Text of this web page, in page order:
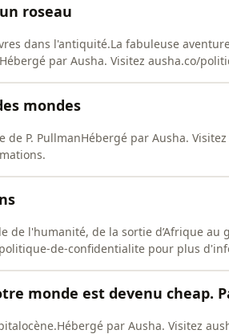
roseau
dans l'antiquité.La fabuleuse
par Ausha. Visitez ausha.co/
mondes
de P. PullmanHébergé par Ausha.
de l'humanité, de la sortie d’Afrique au
de-confidentialite pour plus
monde est devenu cheap.
par Ausha. Visitez